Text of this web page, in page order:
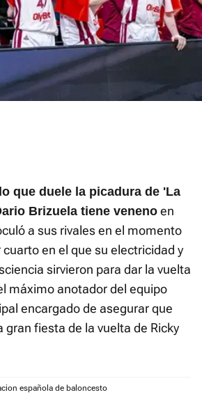
que duele la picadura de 'La
Brizuela tiene veneno en
a sus rivales en el momento
en el que su electricidad y
sirvieron para dar la vuelta
máximo anotador del equipo
encargado de asegurar que
gran fiesta de la vuelta de Ricky
española de baloncesto